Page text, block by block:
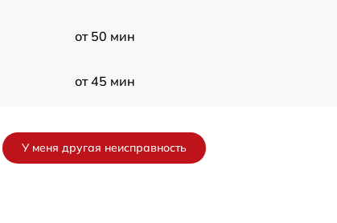
от 50 мин
от 45 мин
У меня другая неисправность